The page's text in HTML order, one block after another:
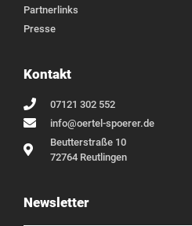
Partnerlinks
Presse
Kontakt
07121 302 552
info@oertel-spoerer.de
Beutterstraße 10
72764 Reutlingen
Newsletter